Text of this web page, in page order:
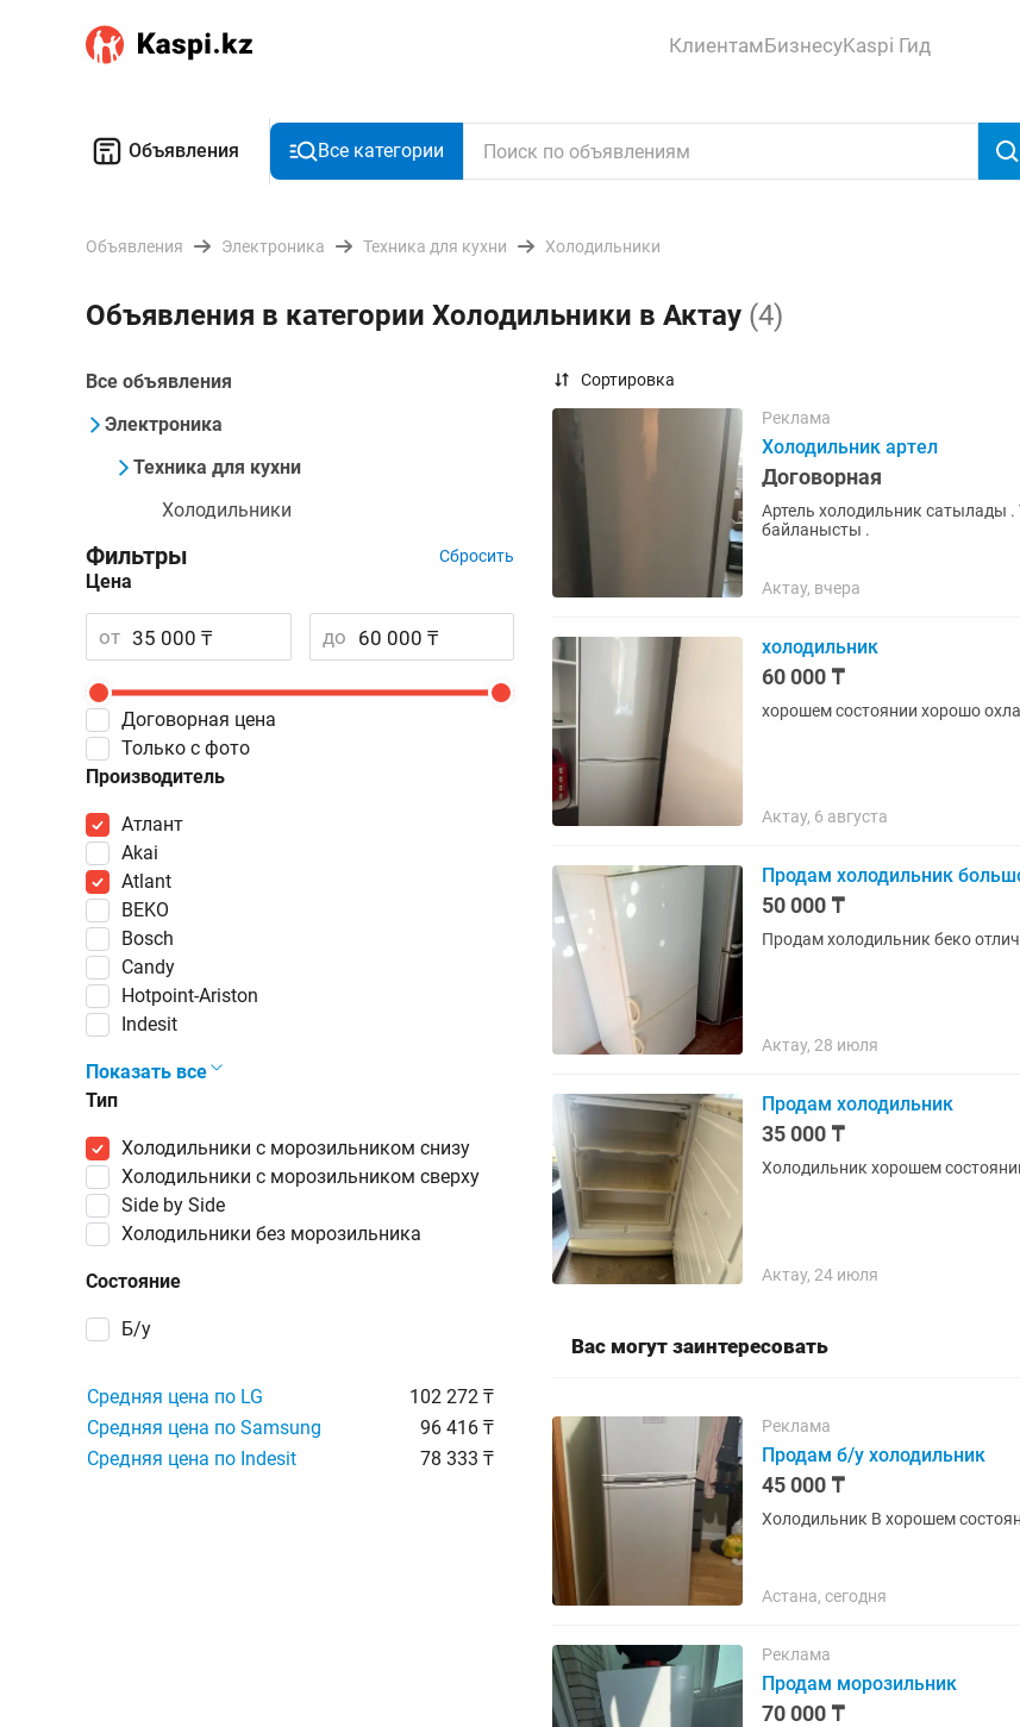
КлиентамБизнесуKaspi Гид
Объявления Все категории
Объявления Электроника Техника для кухни Холодильники
Объявления в категории Холодильники в Актау (4)
Все объявления
Электроника
Техника для кухни
Холодильники
Фильтры Сбросить
Цена
от до
Договорная цена
Производитель
Атлант
Akai
Atlant
BEKO
Bosch
Candy
Hotpoint-Ariston
Indesit
Показать все
Тип
холодильники с морозильником снизу
холодильники с морозильником сверху
Side by Side
холодильники без морозильника
Состояние
Б/у
Только с фото
Средняя цена по LG
102 272 ₸
Средняя цена по Samsung
96 416 ₸
Средняя цена по Indesit
78 333 ₸
Сортировка
Реклама
Холодильник артел
Договорная
Артель холодильник сатылады
байланысты .
Актау, вчера
холодильник
60 000 ₸
хорошем состоянии хорошо
Актау, 6 августа
Продам холодильник
50 000 ₸
Продам холодильник беко
Актау, 28 июля
Продам холодильник
35 000 ₸
Холодильник хорошем
Актау, 24 июля
Вас могут заинтересовать
Реклама
Продам б/у холодильник
45 000 ₸
Холодильник В хорошем
Астана, сегодня
Реклама
Продам морозильник
70 000 ₸